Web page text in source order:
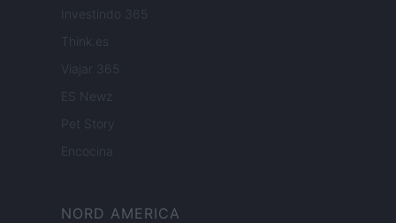
Investindo 365
Think.es
Viajar 365
ES Newz
Pet Story
Encocina
NORD AMERICA